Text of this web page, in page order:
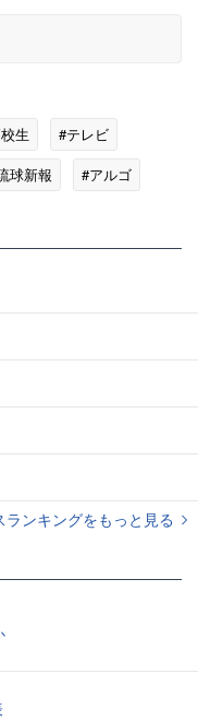
生
#テレビ
球新報 #アルゴ
ランキングをもっと見る